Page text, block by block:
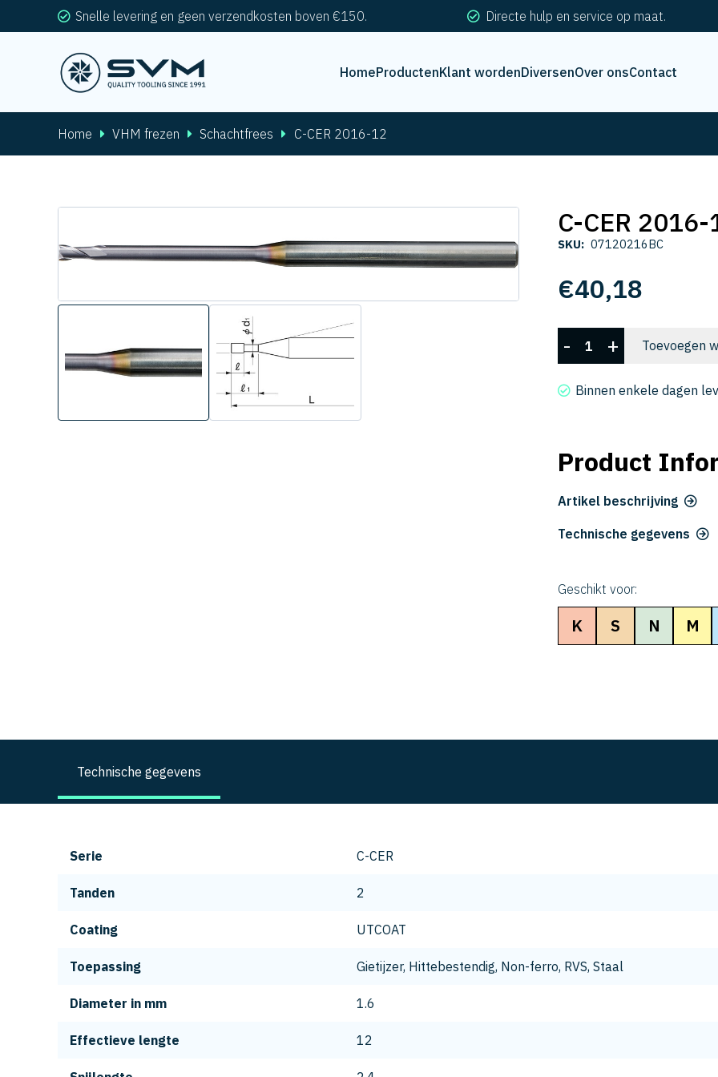
Snelle levering en geen verzendkosten boven €150. Directe hulp en service op maat.
HomeProductenKlant wordenDiversenOver onsContact
Home VHM frezen Schachtfrees C-CER 2016-12
C-CER 2016-
SKU: 07120216BC
€40,18
CER
2016-
- + Toevoegen
Binnen enkele dagen
Product
Artikel beschrijving
Technische gegevens
Geschikt voor:
K S N M
Technische gegevens
Serie C-CER
Tanden 2
Coating UTCOAT
Toepassing Gietijzer, Hittebestendig, Non-ferro, RVS, Staal
Diameter in mm 1.6
Effectieve lengte 12